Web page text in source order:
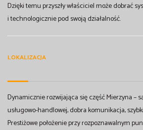
Dzięki temu przyszły właściciel może dobrać
i technologicznie pod swoją działalność.
LOKALIZACJA
Dynamicznie rozwijająca się część Mierzyna –
usługowo-handlowej, dobra komunikacja,
Prestiżowe położenie przy rozpoznawalnym